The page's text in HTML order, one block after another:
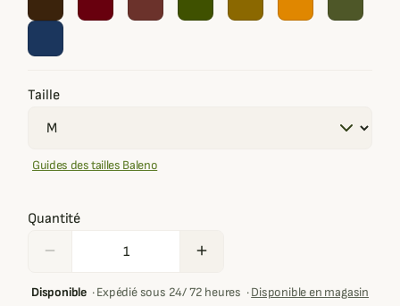
Taille
Guides des tailles Baleno
Quantité
remove add
Disponible·Expédié sous 24/ 72 heures ·Disponible en magasin